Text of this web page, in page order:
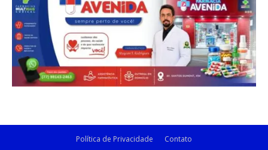
Política de Privacidade Contato